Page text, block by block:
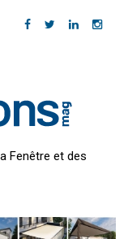
Fenêtre et des